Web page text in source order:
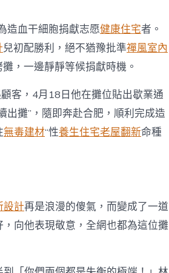
造血干細胞捐獻志愿健康住宅者。
兒初配勝利，絕不猶豫批準禪風室內
，一邊靜靜等候捐獻時機。
客，4月18日他在攤位貼出歇業通
出攤”，隨即奔赴合肥，順利完成造
無毒建材“性養生住宅老屋翻新命種
設計再是浪漫的傻氣，而變成了一道
向他表現敬意，全網也都為這位攤